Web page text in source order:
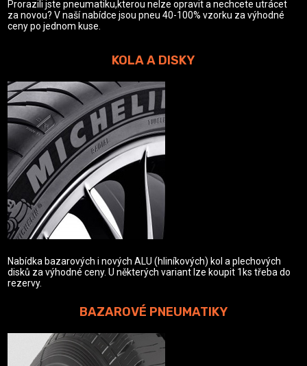
Prorazili jste pneumatiku,kterou nelze opravit a nechcete utrácet
za novou? V naší nabídce jsou pneu 40-100% vzorku za výhodné
ceny po jednom kuse.
KOLA A DISKY
Nabídka bazarových i nových ALU (hliníkových) kol a plechových
disků za výhodné ceny. U některých variant lze koupit 1ks třeba do
rezervy.
BAZAROVÉ PNEUMATIKY